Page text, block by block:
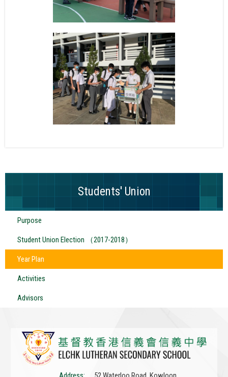
Students' Union
Purpose
Student Union Election （2017-2018）
Year Plan
Activities
Advisors